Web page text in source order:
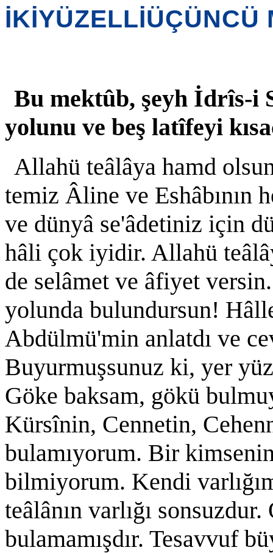
İKİYÜZELLİÜÇÜNCÜ
Bu mektûb, şeyh İdrîs-i
yolunu ve beş latîfeyi
Allahü teâlâya hamd
temiz Âline ve Eshâbının
ve dünyâ se'âdetiniz için
hâli çok iyidir. Allahü
de selâmet ve âfiyet
yolunda bulundursun!
Abdülmü'min anlatdı ve
Buyurmuşsunuz ki, yer
Göke baksam, gökü
Kürsînin, Cennetin,
bulamıyorum. Bir
bilmiyorum. Kendi
teâlânın varlığı
bulamamışdır. Tesavvuf